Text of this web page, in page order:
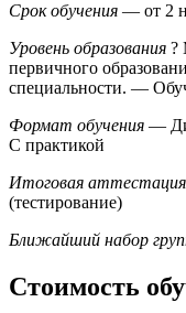
Срок обучения — от 2
Уровень образования ?
первичного
специальности. —
Формат обучения —
С практикой
Итоговая аттестация
(тестирование)
Ближайший набор
Стоимость